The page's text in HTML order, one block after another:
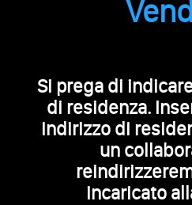
Si prega di
di residenza.
indirizzo di
un
incaricato